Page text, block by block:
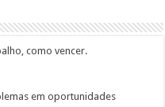
como vencer.
em oportunidades